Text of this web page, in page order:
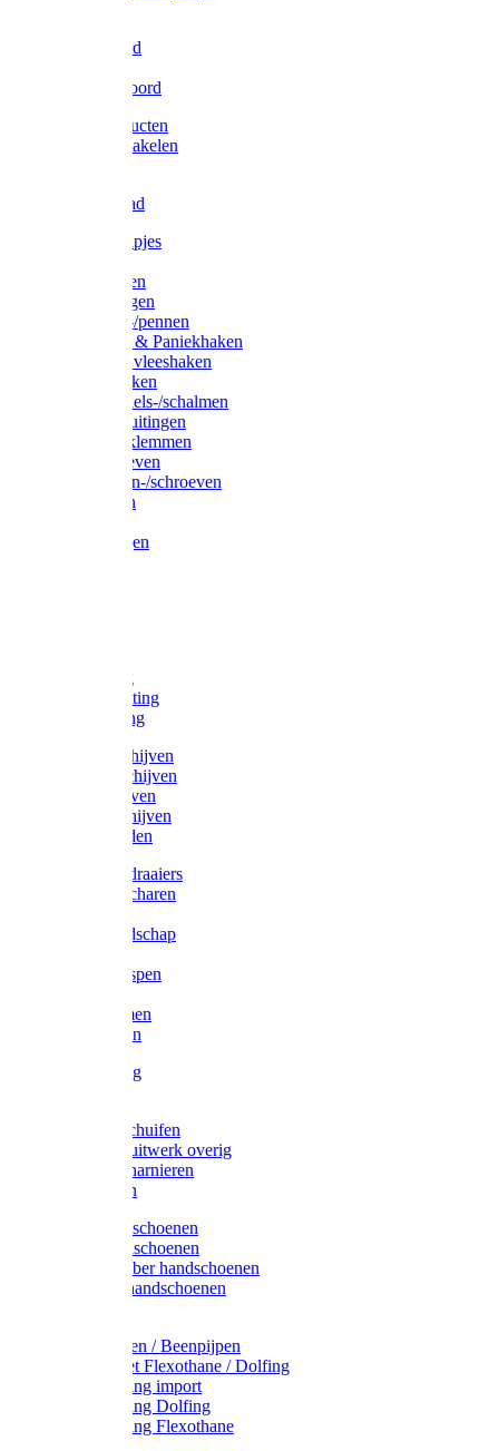
Metselkoord
Elastisch koord
Afdekproducten
Heffen en takelen
Waslijndraad
Simplexknipjes
Sleutelringen
Gelaste ringen
Borgveren-/pennen
Musketons & Paniekhaken
S-haken & vleeshaken
Karabijnhaken
Noodschakels-/schalmen
Harp-/D-sluitingen
Staaldraadklemmen
Spanschroeven
Ringmoeren-/schroeven
Puntkousen
Aanlegringen
Voetketting
Scheepsketting
Victorketting
Afbraamschijven
Doorslijpschijven
Lamelschijven
Diamantschijven
Laselektroden
Schroevendraaiers
Tangen / Scharen
Meetgereedschap
Vijlen / Raspen
Lijmklemmen
Waterpassen
Bouwbeslag
Grendels/schuifen
Hang en sluitwerk overig
Hengen/scharnieren
Scharnieren
Latex handschoenen
Leren handschoenen
PVC / Rubber handschoenen
Katoenen handschoenen
Plukmouwen / Beenpijpen
Reparatieset Flexothane / Dolfing
Regenkleding import
Regenkleding Dolfing
Regenkleding Flexothane